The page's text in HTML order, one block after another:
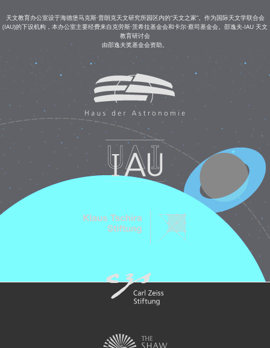
天文教育办公室设于海德堡马克斯·普朗克天文研究所园区内的“天文之家”。作为国际天文学联合会
(IAU)的下设机构，本办公室主要经费来自克劳斯·茨希拉基金会和卡尔·蔡司基金会。邵逸夫-IAU 天文
教育研讨会
由邵逸夫奖基金会资助。